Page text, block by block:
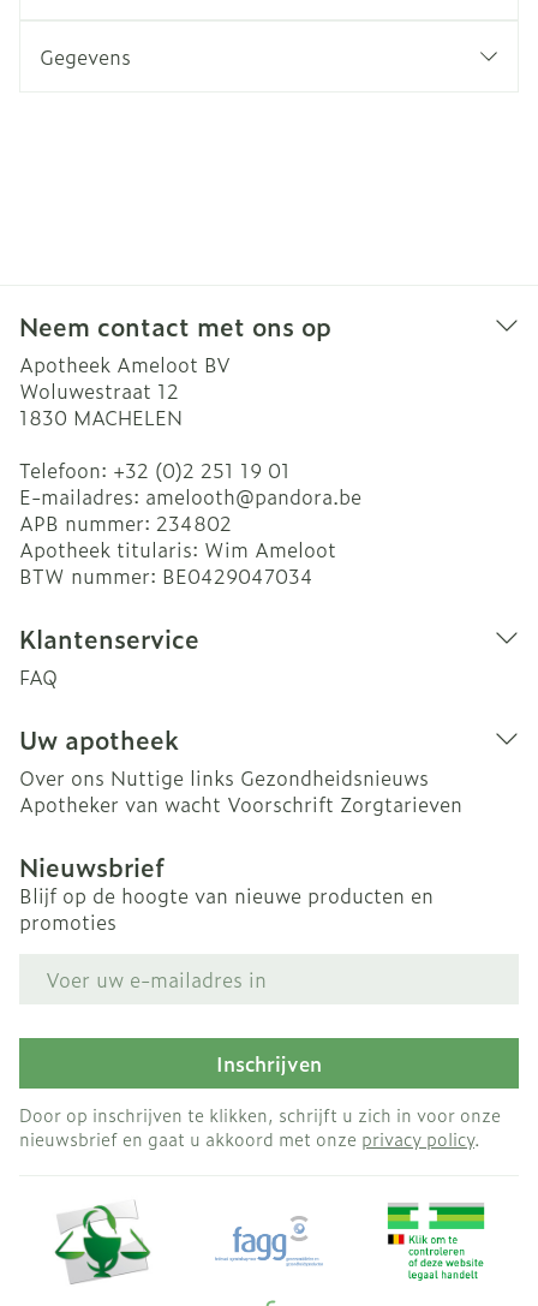
Gegevens
Neem contact met ons op
Apotheek Ameloot BV
Woluwestraat 12
1830 MACHELEN
Telefoon: +32 (0)2 251 19 01
E-mailadres: amelooth@pandora.be
APB nummer: 234802
Apotheek titularis: Wim Ameloot
BTW nummer: BE0429047034
Klantenservice
FAQ
Uw apotheek
Over ons Nuttige links Gezondheidsnieuws
Apotheker van wacht Voorschrift Zorgtarieven
Nieuwsbrief
Blijf op de hoogte van nieuwe producten en
promoties
Inschrijven
Door op inschrijven te klikken, schrijft u zich in voor onze
nieuwsbrief en gaat u akkoord met onze privacy policy.